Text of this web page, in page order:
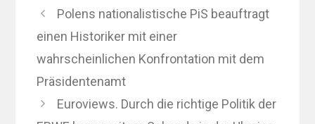
Polens nationalistische PiS beauftragt
einen Historiker mit einer
wahrscheinlichen Konfrontation mit dem
Präsidentenamt
Euroviews. Durch die richtige Politik der